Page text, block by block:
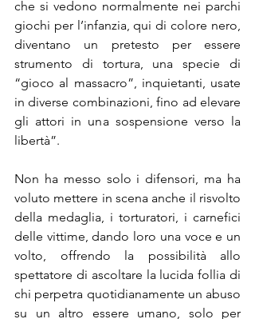
che si vedono normalmente nei parchi
giochi per l’infanzia, qui di colore nero,
diventano un pretesto per essere
strumento di tortura, una specie di
“gioco al massacro”, inquietanti, usate
in diverse combinazioni, fino ad elevare
gli attori in una sospensione verso la
libertà”.
Non ha messo solo i difensori, ma ha
voluto mettere in scena anche il risvolto
della medaglia, i torturatori, i carnefici
delle vittime, dando loro una voce e un
volto, offrendo la possibilità allo
spettatore di ascoltare la lucida follia di
chi perpetra quotidianamente un abuso
su un altro essere umano, solo per